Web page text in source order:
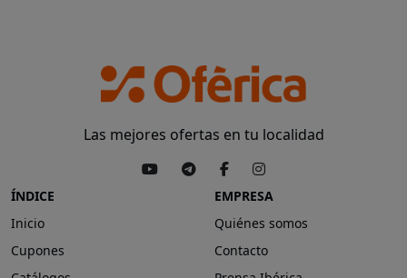
Las mejores ofertas en tu localidad
ÍNDICE
Inicio
Cupones
EMPRESA
Quiénes somos
Contacto